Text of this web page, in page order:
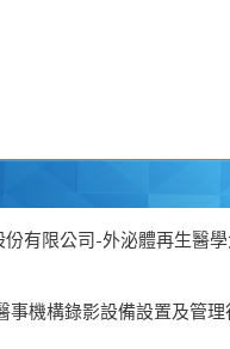
份有限公司-外泌體再生醫
機構錄影設備設置及管理